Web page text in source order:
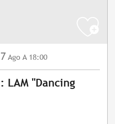
7 Ago A 18:00
LAM "Dancing